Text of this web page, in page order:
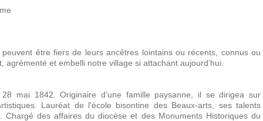
être fiers de leurs ancêtres lointains ou récents, connus ou
et embelli notre village si attachant aujourd’hui.
mai 1842. Originaire d’une famille paysanne, il se dirigea sur
Lauréat de l'école bisontine des Beaux-arts, ses talents
Chargé des affaires du diocèse et des Monuments Historiques du